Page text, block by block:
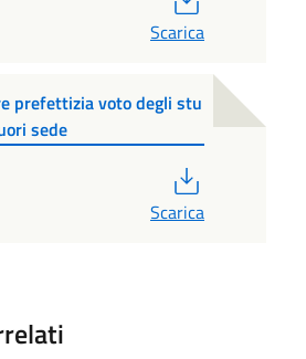
Scarica
prefettizia voto degli stu
sede
Scarica